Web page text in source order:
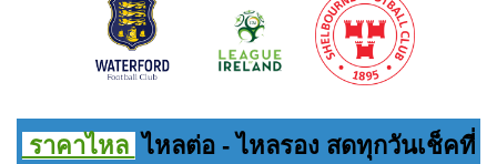
ราคาไหล ไหลต่อ - ไหลรอง สดทุกวันเช็คที่